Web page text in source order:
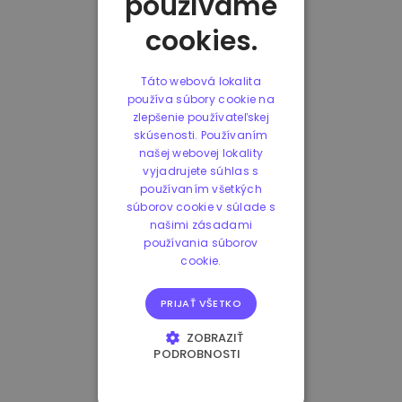
cookies.
Táto webová lokalita
používa súbory cookie na
zlepšenie používateľskej
skúsenosti. Používaním
našej webovej lokality
vyjadrujete súhlas s
používaním všetkých
súborov cookie v súlade s
našimi zásadami
používania súborov
cookie.
PRIJAŤ VŠETKO
ZOBRAZIŤ
PODROBNOSTI